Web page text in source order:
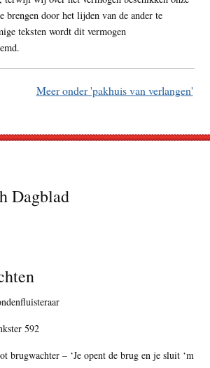
door het lijden van de ander te
teksten wordt dit vermogen
Meer onder 'pakhuis van verlangen'
Dagblad
592
brugwachter – ‘Je opent de brug en je sluit ‘m